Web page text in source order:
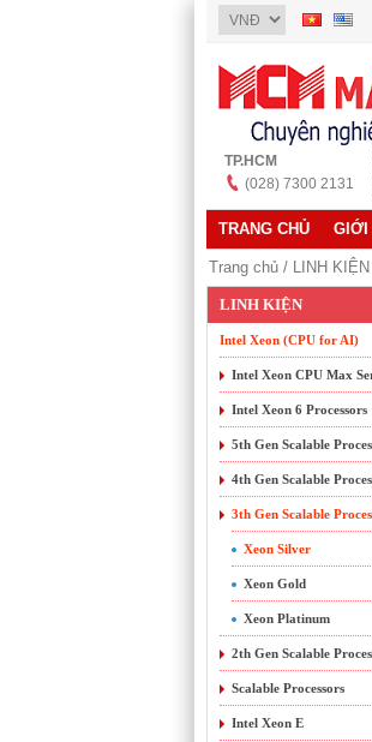
TP.HCM
(028) 7300 2131
TRANG CHỦ GIỚI
Trang chủ / LINH KIỆN
LINH KIỆN
Intel Xeon (CPU for AI)
Intel Xeon CPU Max
Intel Xeon 6 Processors
5th Gen Scalable
4th Gen Scalable
3th Gen Scalable
Xeon Silver
Xeon Gold
Xeon Platinum
2th Gen Scalable
Scalable Processors
Intel Xeon E